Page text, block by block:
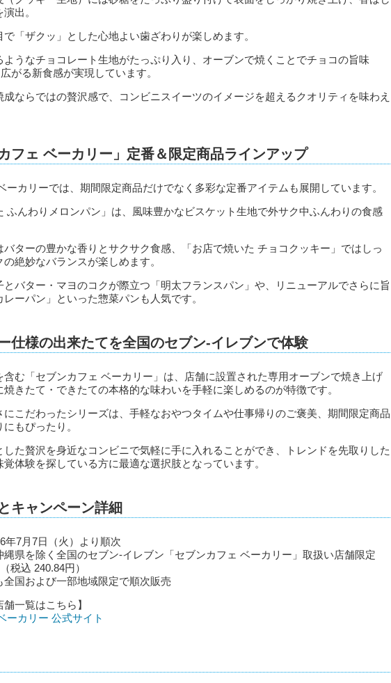
出。
「ザクッ」とした心地よい歯ざわりが楽しめます。
ようなチョコレート生地がたっぷり入り、オーブンで焼くことでチョコの旨味
がる新食感が実現しています。
成ならではの贅沢感で、コンビニスイーツのイメージを超えるクオリティを味わえ
カフェ ベーカリー」定番＆限定商品ラインアップ
ーカリーでは、期間限定商品だけでなく多彩な定番アイテムも展開しています。
ふんわりメロンパン」は、風味豊かなビスケット生地で外サク中ふんわりの食感
バターの豊かな香りとサクサク食感、「お店で焼いた チョコクッキー」ではしっ
絶妙なバランスが楽しめます。
とバター・マヨのコクが際立つ「明太フランスパン」や、リニューアルでさらに旨
ーパン」といった惣菜パンも人気です。
仕様の出来たてを全国のセブン‐イレブンで体験
含む「セブンカフェ ベーカリー」は、店舗に設置された専用オーブンで焼き上げ
焼きたて・できたての本格的な味わいを手軽に楽しめるのが特徴です。
にこだわったシリーズは、手軽なおやつタイムや仕事帰りのご褒美、期間限定商品
もぴったり。
した贅沢を身近なコンビニで気軽に手に入れることができ、トレンドを先取りした
体験を探している方に最適な選択肢となっています。
キャンペーン詳細
年7月7日（火）より順次
縄県を除く全国のセブン‐イレブン「セブンカフェ ベーカリー」取扱い店舗限定
税込 240.84円）
全国および一部地域限定で順次販売
舗一覧はこちら】
ーカリー 公式サイト